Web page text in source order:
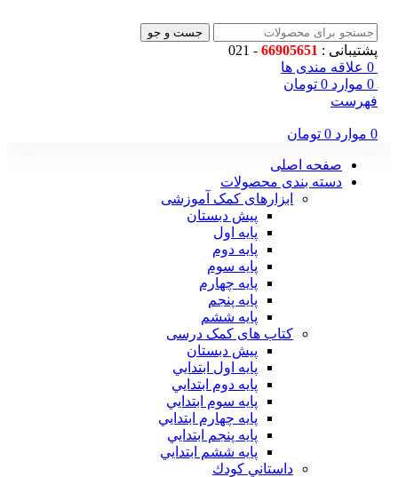
جست و جو
پشتیبانی : 66905651
- 021
0 علاقه مندی ها
0 موارد 0 تومان
فهرست
0 موارد 0 تومان
صفحه اصلی
دسته بندی محصولات
ابزارهای کمک آموزشی
پیش دبستان
پایه اول
پایه دوم
پایه سوم
پایه چهارم
پايه پنجم
پایه ششم
کتاب های کمک درسی
پیش دبستان
پايه اول ابتدايي
پايه دوم ابتدايي
پايه سوم ابتدايي
پايه چهارم ابتدايي
پايه پنجم ابتدايي
پايه ششم ابتدايي
داستاني كودك